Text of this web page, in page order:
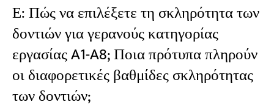
Ε: Πώς να επιλέξετε τη σκληρότητα των
δοντιών για γερανούς κατηγορίας
εργασίας A1-A8; Ποια πρότυπα πληρούν
οι διαφορετικές βαθμίδες σκληρότητας
των δοντιών;